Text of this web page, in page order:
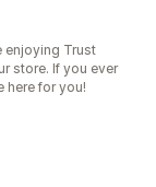
enjoying Trust
store. If you ever
here for you!